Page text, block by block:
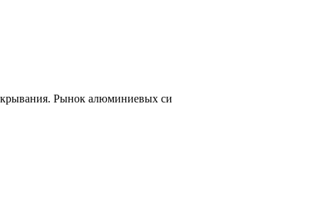
Рынок алюминиевых си